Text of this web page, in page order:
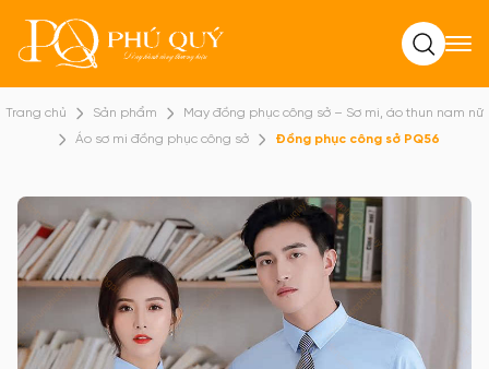
Tìm kiếm
Trang chủ Sản phẩm
May đồng phục công sở – Sơ mi, áo thun nam nữ
Áo sơ mi đồng phục công sở
Đồng phục công sở PQ56